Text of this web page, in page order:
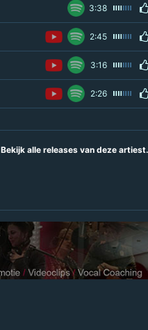
3:38
2:45
3:16
2:26
Bekijk alle releases van deze